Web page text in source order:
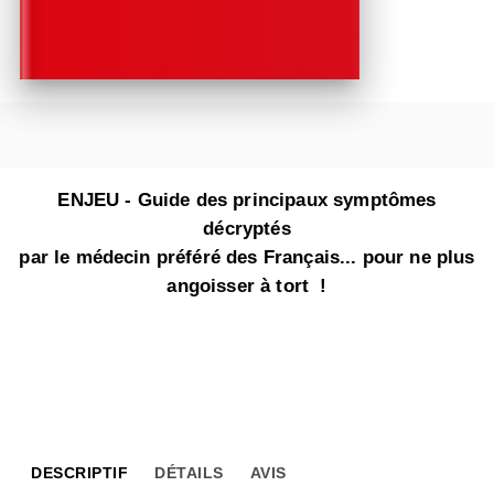
ENJEU - Guide des principaux symptômes
décryptés
par le médecin préféré des Français... pour ne plus
angoisser à tort !
DESCRIPTIF DÉTAILS AVIS